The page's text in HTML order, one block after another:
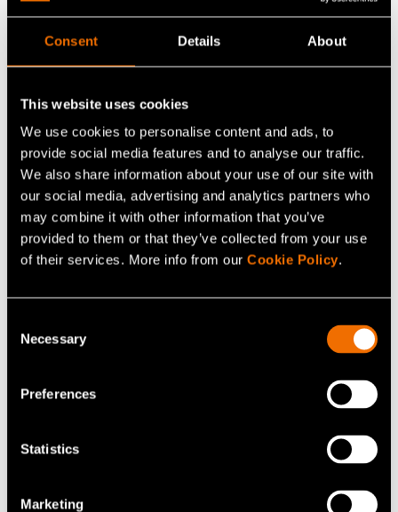
Consent Details About
This website uses cookies
We use cookies to personalise content and ads, to
provide social media features and to analyse our traffic.
We also share information about your use of our site with
our social media, advertising and analytics partners who
may combine it with other information that you’ve
provided to them or that they’ve collected from your use
of their services. More info from our Cookie Policy.
Selection
Necessary
Preferences
Statistics
Marketing
Pezhman Mohammadi
Senior Scientist
+358401637835